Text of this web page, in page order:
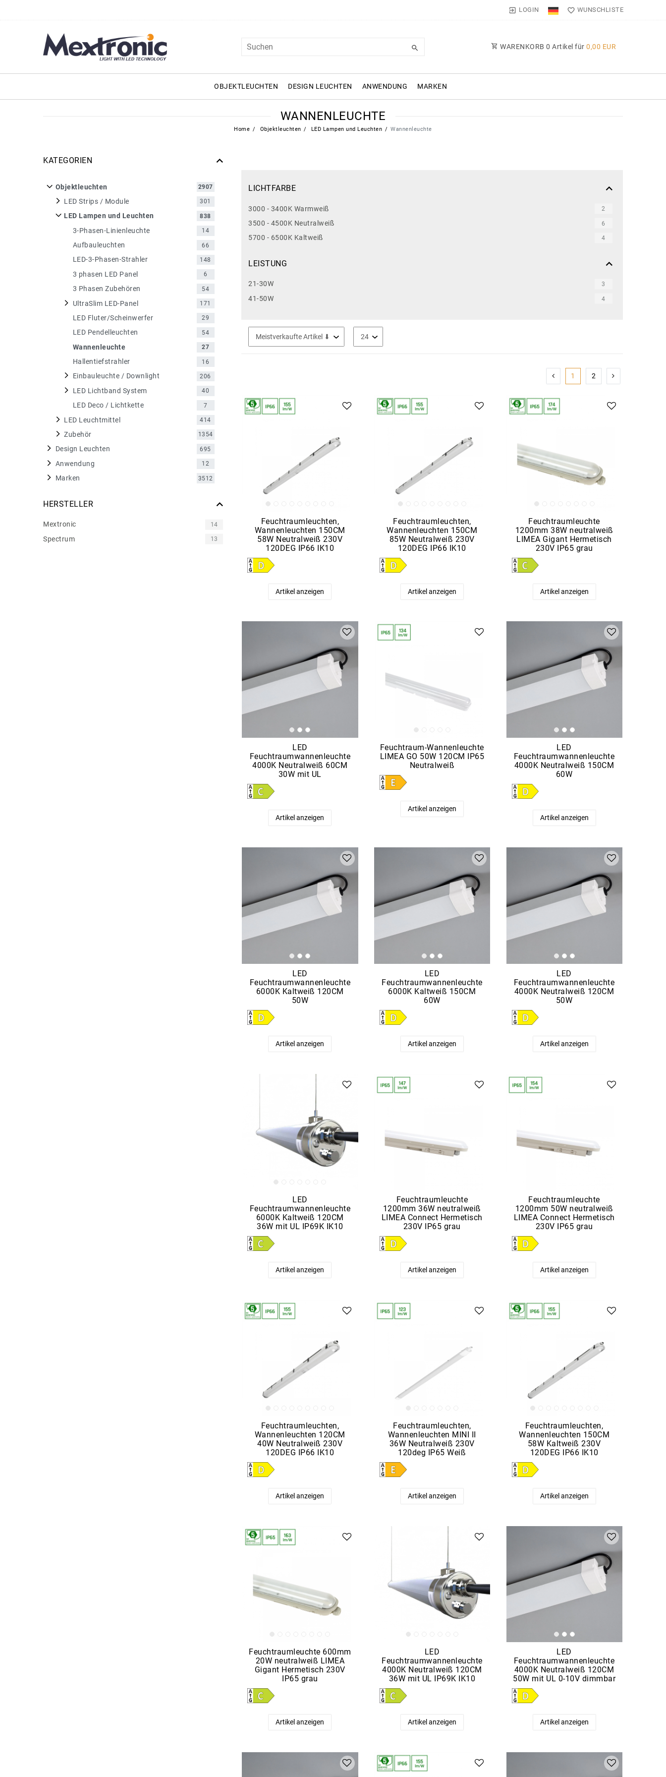
LOGIN WUNSCHLISTE
WARENKORB 0 Artikel für 0,00 EUR
OBJEKTLEUCHTEN DESIGN LEUCHTEN ANWENDUNG MARKEN
WANNENLEUCHTE
Home Objektleuchten LED Lampen und Leuchten Wannenleuchte
KATEGORIEN
Objektleuchten 2907
LED Strips / Module 301
LED Lampen und Leuchten 838
3-Phasen-Linienleuchte 14
Aufbauleuchten 66
LED-3-Phasen-Strahler 148
3 phasen LED Panel 6
3 Phasen Zubehören 54
UltraSlim LED-Panel 171
LED Fluter/Scheinwerfer 29
LED Pendelleuchten 54
Wannenleuchte 27
Hallentiefstrahler 16
Einbauleuchte / Downlight 206
LED Lichtband System 40
LED Deco / Lichtkette 7
LED Leuchtmittel 414
Zubehör 1354
Design Leuchten 695
Anwendung 12
Marken 3512
HERSTELLER
Mextronic 14
Spectrum 13
LICHTFARBE
3000 - 3400K Warmweiß 2
3500 - 4500K Neutralweiß 6
5700 - 6500K Kaltweiß 4
LEISTUNG
21-30W 3
41-50W 4
1 2
Feuchtraumleuchten,
Wannenleuchten 150CM
58W Neutralweiß 230V
120DEG IP66 IK10
Artikel anzeigen
Feuchtraumleuchten,
Wannenleuchten 150CM
85W Neutralweiß 230V
120DEG IP66 IK10
Artikel anzeigen
Feuchtraumleuchte
1200mm 38W neutralweiß
LIMEA Gigant Hermetisch
230V IP65 grau
Artikel anzeigen
LED
Feuchtraumwannenleuchte
4000K Neutralweiß 60CM
30W mit UL
Artikel anzeigen
Feuchtraum-Wannenleuchte
LIMEA GO 50W 120CM IP65
Neutralweiß
Artikel anzeigen
LED
Feuchtraumwannenleuchte
4000K Neutralweiß 150CM
60W
Artikel anzeigen
LED
Feuchtraumwannenleuchte
6000K Kaltweiß 120CM
50W
Artikel anzeigen
LED
Feuchtraumwannenleuchte
6000K Kaltweiß 150CM
60W
Artikel anzeigen
LED
Feuchtraumwannenleuchte
4000K Neutralweiß 120CM
50W
Artikel anzeigen
LED
Feuchtraumwannenleuchte
6000K Kaltweiß 120CM
36W mit UL IP69K IK10
Artikel anzeigen
Feuchtraumleuchte
1200mm 36W neutralweiß
LIMEA Connect Hermetisch
230V IP65 grau
Artikel anzeigen
Feuchtraumleuchte
1200mm 50W neutralweiß
LIMEA Connect Hermetisch
230V IP65 grau
Artikel anzeigen
Feuchtraumleuchten,
Wannenleuchten 120CM
40W Neutralweiß 230V
120DEG IP66 IK10
Artikel anzeigen
Feuchtraumleuchten,
Wannenleuchten MINI II
36W Neutralweiß 230V
120deg IP65 Weiß
Artikel anzeigen
Feuchtraumleuchten,
Wannenleuchten 150CM
58W Kaltweiß 230V
120DEG IP66 IK10
Artikel anzeigen
Feuchtraumleuchte 600mm
20W neutralweiß LIMEA
Gigant Hermetisch 230V
IP65 grau
Artikel anzeigen
LED
Feuchtraumwannenleuchte
4000K Neutralweiß 120CM
36W mit UL IP69K IK10
Artikel anzeigen
LED
Feuchtraumwannenleuchte
4000K Neutralweiß 120CM
50W mit UL 0-10V dimmbar
Artikel anzeigen